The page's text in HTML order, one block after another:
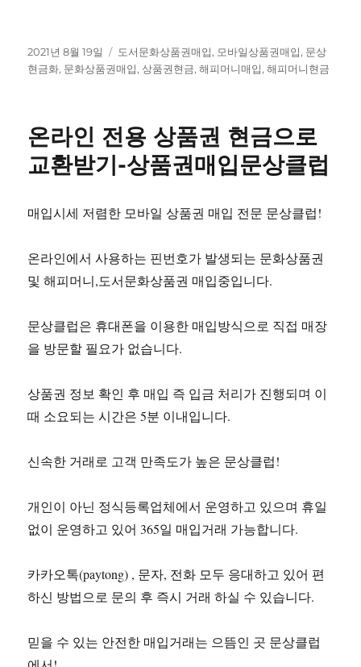
작
성
2021년 8월 19일
태
그
도서문화상품권매입, 모바일상품권매입, 문상
현금화, 문화상품권매입,상품권현금,해피머니매입,해피머니현금
온라인 전용 상품권 현금으로
교환받기-상품권매입문상클럽
매입시세 저렴한 모바일 상품권 매입 전문 문상클럽!
온라인에서 사용하는 핀번호가 발생되는 문화상품권
및 해피머니,도서문화상품권 매입중입니다.
문상클럽은 휴대폰을 이용한 매입방식으로 직접 매장
을 방문할 필요가 없습니다.
상품권 정보 확인 후 매입 즉 입금 처리가 진행되며 이
때 소요되는 시간은 5분 이내입니다.
신속한 거래로 고객 만족도가 높은 문상클럽!
개인이 아닌 정식등록업체에서 운영하고 있으며 휴일
없이 운영하고 있어 365일 매입거래 가능합니다.
카카오톡(paytong) , 문자, 전화 모두 응대하고 있어 편
하신 방법으로 문의 후 즉시 거래 하실 수 있습니다.
믿을 수 있는 안전한 매입거래는 으뜸인 곳 문상클럽